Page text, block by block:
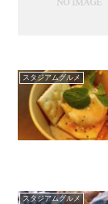
スタジアムグルメ
スタジアムグルメ